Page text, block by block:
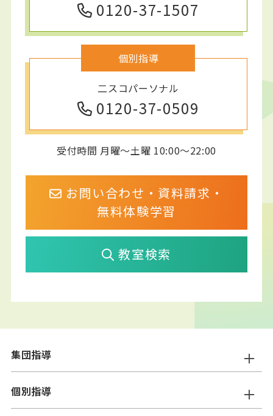
0120-37-1507
個別指導
二スコパーソナル
0120-37-0509
受付時間 月曜～土曜 10:00～22:00
お問い合わせ・資料請求・
無料体験学習
教室検索
集団指導
ニスコ進学スクール
━小学生コース
個別指導